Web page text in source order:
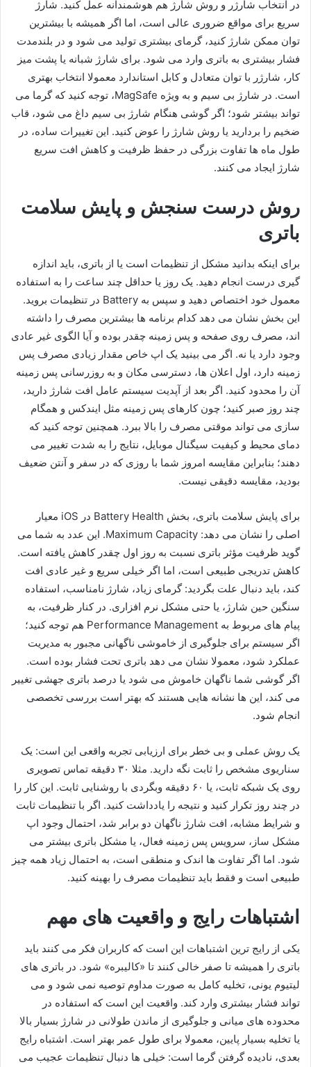
در انتخاب شارژر و روش شارژ هم هوشمندانه عمل کنید. شارژ
سریع برای مواقع ضروری عالی است، اما اگر همیشه با بیشترین
توان ممکن شارژ کنید، گرمای بیشتری تولید می شود و در بلندمدت
فشار بیشتری به باتری وارد می شود. برای شارژ شبانه یا پشت میز
کار، شارژر با توان متعادل و کابل استاندارد معمولا انتخاب بهتری
است. در شارژ بی سیم و به ویژه MagSafe، توجه کنید که گرما می
تواند بیشتر شود؛ اگر گوشی هنگام شارژ بی سیم داغ می شود، قاب
ضخیم را بردارید یا روش شارژ را عوض کنید. این تغییرات ساده، در
طول ماه ها تفاوت بزرگی در حفظ ظرفیت و کاهش افت سریع
شارژ ایجاد می کنند.
روش درست سنجش و پایش سلامت
باتری
برای اینکه بدانید مشکل از تنظیمات است یا از باتری، باید اندازه
گیری درست انجام دهید. یک روز یا حداقل چند ساعت را به استفاده
معمول خود اختصاص دهید و سپس به Battery در تنظیمات بروید.
این بخش نشان می دهد کدام برنامه ها بیشترین مصرف را داشته
اند، مصرف روی صفحه و پس زمینه چقدر بوده و آیا الگوی غیر عادی
وجود دارد یا نه. اگر می بینید یک اپ خاص مقدار زیادی مصرف پس
زمینه دارد، اول اعلان ها، دسترسی مکان و به روزرسانی پس زمینه
آن را محدود کنید. اگر بعد از آپدیت سیستم عامل افت شارژ دارید،
چند روز صبر کنید؛ چون کارهای پس زمینه مثل ایندکس و همگام
سازی می تواند موقتی مصرف را بالا ببرد. همچنین توجه کنید که
دمای محیط و کیفیت سیگنال موبایل، نتایج را به شدت تغییر می
دهند؛ بنابراین مقایسه امروز شما با روزی که در سفر و آنتن ضعیف
بودید، مقایسه دقیقی نیست.
برای پایش سلامت باتری، بخش Battery Health در iOS معیار
اصلی را نشان می دهد: Maximum Capacity. این عدد به شما می
گوید ظرفیت مؤثر باتری نسبت به روز اول چقدر کاهش یافته است.
کاهش تدریجی طبیعی است، اما اگر خیلی سریع و غیر عادی افت
کند، باید دنبال علت بگردید: گرمای زیاد، شارژ نامناسب، استفاده
سنگین حین شارژ، یا حتی مشکل نرم افزاری. در کنار ظرفیت، به
پیام های مربوط به Performance Management هم توجه کنید؛
اگر سیستم برای جلوگیری از خاموشی ناگهانی مجبور به مدیریت
عملکرد شود، معمولا نشان می دهد باتری تحت فشار بوده است.
اگر گوشی شما ناگهان خاموش می شود یا درصد باتری جهشی تغییر
می کند، این ها نشانه هایی هستند که بهتر است بررسی تخصصی
انجام شود.
یک روش عملی و بی خطر برای ارزیابی تجربه واقعی این است: یک
سناریوی مشخص را ثابت نگه دارید. مثلا ۳۰ دقیقه تماس تصویری
روی یک شبکه ثابت، یا ۶۰ دقیقه وبگردی با روشنایی ثابت. این کار را
در چند روز تکرار کنید و نتیجه را یادداشت کنید. اگر با تنظیمات ثابت
و شرایط مشابه، افت شارژ ناگهان دو برابر شد، احتمال وجود اپ
مشکل ساز، سرویس پس زمینه فعال، یا مشکل باتری بیشتر می
شود. اما اگر تفاوت ها اندک و منطقی است، به احتمال زیاد همه چیز
طبیعی است و فقط باید تنظیمات مصرف را بهینه کنید.
اشتباهات رایج و واقعیت های مهم
یکی از رایج ترین اشتباهات این است که کاربران فکر می کنند باید
باتری را همیشه تا صفر خالی کنند تا «کالیبره» شود. در باتری های
لیتیوم یونی، تخلیه کامل به صورت مداوم توصیه نمی شود و می
تواند فشار بیشتری وارد کند. واقعیت این است که استفاده در
محدوده های میانی و جلوگیری از ماندن طولانی در شارژ بسیار بالا
یا تخلیه بسیار پایین، معمولا برای طول عمر بهتر است. اشتباه رایج
بعدی، نادیده گرفتن گرما است: خیلی ها دنبال تنظیمات عجیب می